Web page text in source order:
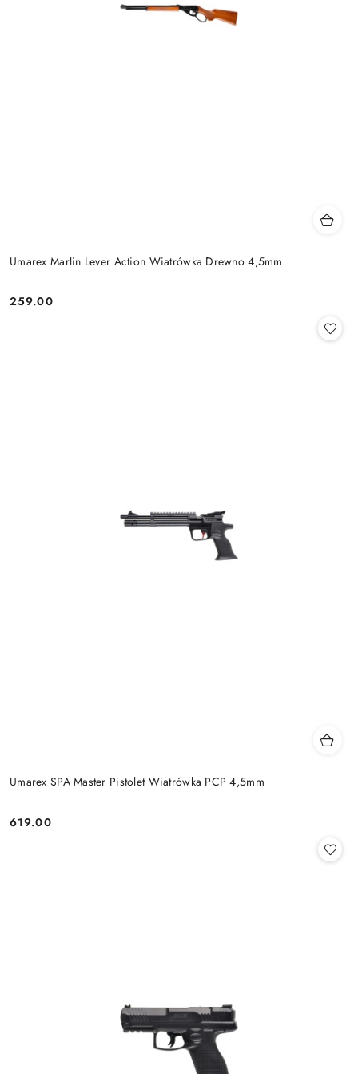
Umarex Marlin Lever Action Wiatrówka Drewno 4,5mm
Cena:
259.00
Umarex SPA Master Pistolet Wiatrówka PCP 4,5mm
Cena:
619.00